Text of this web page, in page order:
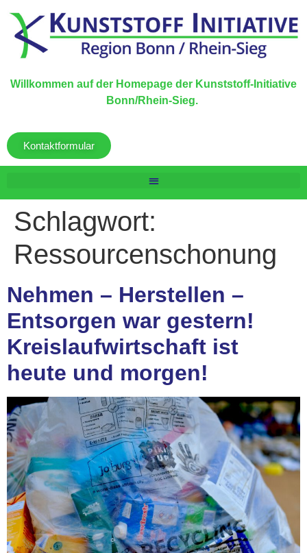
Willkommen auf der Homepage der Kunststoff-Initiative
Bonn/Rhein-Sieg.
Kontaktformular
Schlagwort:
Ressourcenschonung
Nehmen – Herstellen –
Entsorgen war gestern!
Kreislaufwirtschaft ist
heute und morgen!